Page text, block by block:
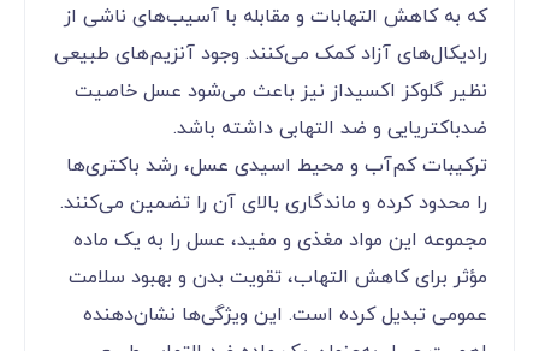
که به کاهش التهابات و مقابله با آسیب‌های ناشی از
رادیکال‌های آزاد کمک می‌کنند. وجود آنزیم‌های طبیعی
نظیر گلوکز اکسیداز نیز باعث می‌شود عسل خاصیت
ضدباکتریایی و ضد التهابی داشته باشد.
ترکیبات کم‌آب و محیط اسیدی عسل، رشد باکتری‌ها
را محدود کرده و ماندگاری بالای آن را تضمین می‌کنند.
مجموعه این مواد مغذی و مفید، عسل را به یک ماده
مؤثر برای کاهش التهاب، تقویت بدن و بهبود سلامت
عمومی تبدیل کرده است. این ویژگی‌ها نشان‌دهنده